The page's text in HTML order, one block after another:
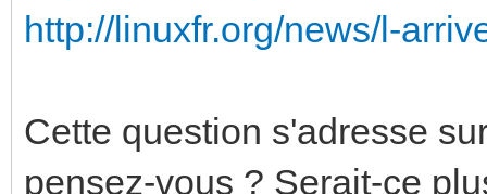
http://linuxfr.org/news/l-
Cette question s'adresse
pensez-vous ? Serait-ce